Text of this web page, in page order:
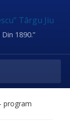
1890.”
program